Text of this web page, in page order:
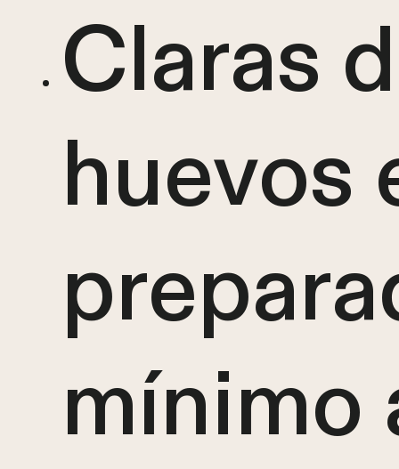
Claras
huevos
mínimo